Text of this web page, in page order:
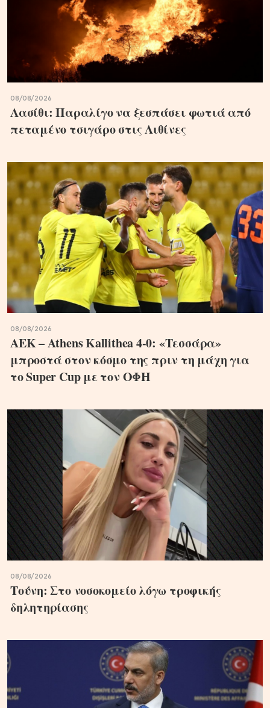
08/08/2026
Λασίθι: Παραλίγο να ξεσπάσει φωτιά από
πεταμένο τσιγάρο στις Λιθίνες
08/08/2026
ΑΕΚ – Athens Kallithea 4-0: «Τεσσάρα»
μπροστά στον κόσμο της πριν τη μάχη για
το Super Cup με τον ΟΦΗ
08/08/2026
Τούνη: Στο νοσοκομείο λόγω τροφικής
δηλητηρίασης